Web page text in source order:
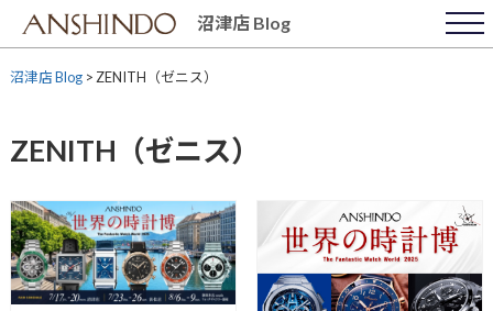
content
沼津店 Blog
沼津店 Blog>ZENITH（ゼニス）
ZENITH（ゼニス）